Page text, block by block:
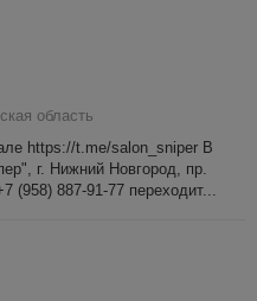
область
https://t.me/salon_sniper В
г. Нижний Новгород, пр.
(958) 887-91-77 переходит...